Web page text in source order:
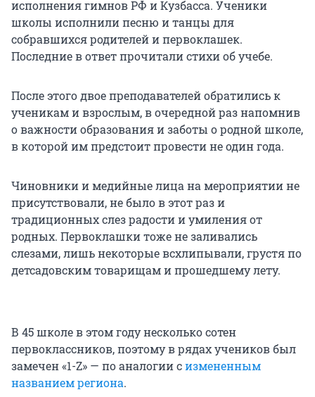
исполнения гимнов РФ и Кузбасса. Ученики
школы исполнили песню и танцы для
собравшихся родителей и первоклашек.
Последние в ответ прочитали стихи об учебе.
После этого двое преподавателей обратились к
ученикам и взрослым, в очередной раз напомнив
о важности образования и заботы о родной школе,
в которой им предстоит провести не один года.
Чиновники и медийные лица на мероприятии не
присутствовали, не было в этот раз и
традиционных слез радости и умиления от
родных. Первоклашки тоже не заливались
слезами, лишь некоторые всхлипывали, грустя по
детсадовским товарищам и прошедшему лету.
В 45 школе в этом году несколько сотен
первоклассников, поэтому в рядах учеников был
замечен «1-Z» — по аналогии сизмененным
названием региона.